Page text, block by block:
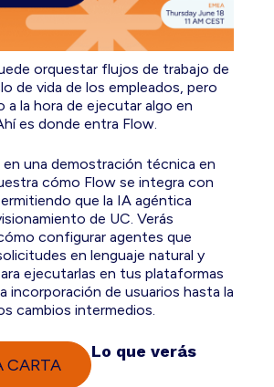
orquestar flujos de trabajo de
de vida de los empleados, pero
a la hora de ejecutar algo en
es donde entra Flow.
una demostración técnica en
cómo Flow se integra con
que la IA agéntica
de UC. Verás
configurar agentes que
en lenguaje natural y
ejecutarlas en tus plataformas
incorporación de usuarios hasta la
cambios intermedios.
CARTA
Lo que verás